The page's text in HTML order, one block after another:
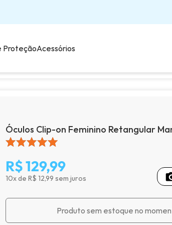
ProteçãoAcessórios
Dicas de lentes
Óculos Clip-on Feminino Retangular
R$ 129,99
10x de R$ 12,99 sem juros
Produto sem estoque no